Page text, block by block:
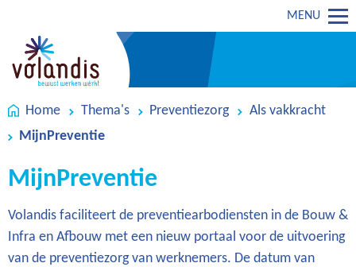
MENU
Home Thema's Preventiezorg
Als vakkracht
MijnPreventie
MijnPreventie
Volandis faciliteert de preventiearbodiensten in de Bouw &
Infra en Afbouw met een nieuw portaal voor de uitvoering
van de preventiezorg van werknemers. De datum van